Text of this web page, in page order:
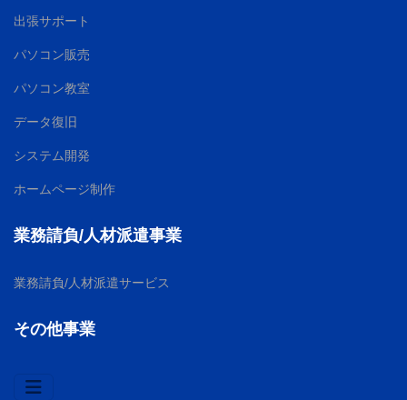
出張サポート
パソコン販売
パソコン教室
データ復旧
システム開発
ホームページ制作
業務請負/人材派遣事業
業務請負/人材派遣サービス
その他事業